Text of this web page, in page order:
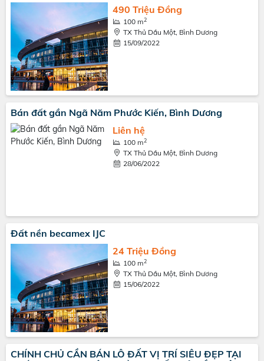
490 Triệu Đồng
100 m2
TX Thủ Dầu Một, Bình Dương
15/09/2022
Bán đất gần Ngã Năm Phước Kiến, Bình Dương
Liên hệ
100 m2
TX Thủ Dầu Một, Bình Dương
28/06/2022
Đất nền becamex IJC
24 Triệu Đồng
100 m2
TX Thủ Dầu Một, Bình Dương
15/06/2022
CHÍNH CHỦ CẦN BÁN LÔ ĐẤT VỊ TRÍ SIÊU ĐẸP TẠI